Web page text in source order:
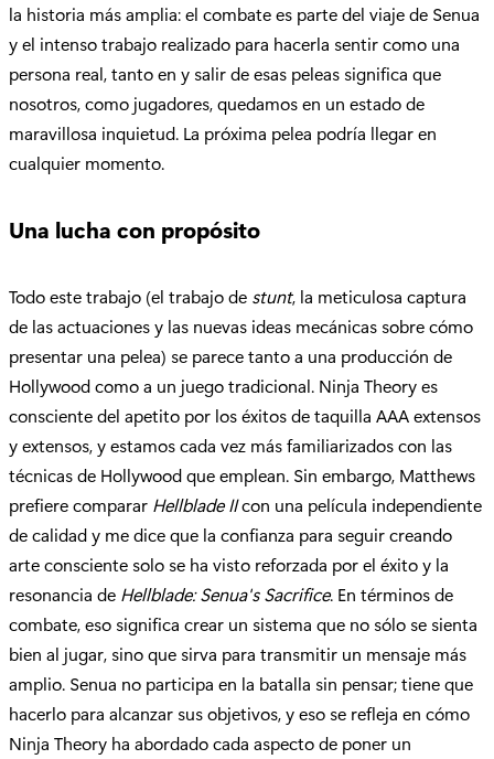
la historia más amplia: el combate es parte del viaje de Senua
y el intenso trabajo realizado para hacerla sentir como una
persona real, tanto en y salir de esas peleas significa que
nosotros, como jugadores, quedamos en un estado de
maravillosa inquietud. La próxima pelea podría llegar en
cualquier momento.
Una lucha con propósito
Todo este trabajo (el trabajo de stunt, la meticulosa captura
de las actuaciones y las nuevas ideas mecánicas sobre cómo
presentar una pelea) se parece tanto a una producción de
Hollywood como a un juego tradicional. Ninja Theory es
consciente del apetito por los éxitos de taquilla AAA extensos
y extensos, y estamos cada vez más familiarizados con las
técnicas de Hollywood que emplean. Sin embargo, Matthews
prefiere comparar Hellblade IIcon una película independiente
de calidad y me dice que la confianza para seguir creando
arte consciente solo se ha visto reforzada por el éxito y la
resonancia de Hellblade: Senua's Sacrifice. En términos de
combate, eso significa crear un sistema que no sólo se sienta
bien al jugar, sino que sirva para transmitir un mensaje más
amplio. Senua no participa en la batalla sin pensar; tiene que
hacerlo para alcanzar sus objetivos, y eso se refleja en cómo
Ninja Theory ha abordado cada aspecto de poner un